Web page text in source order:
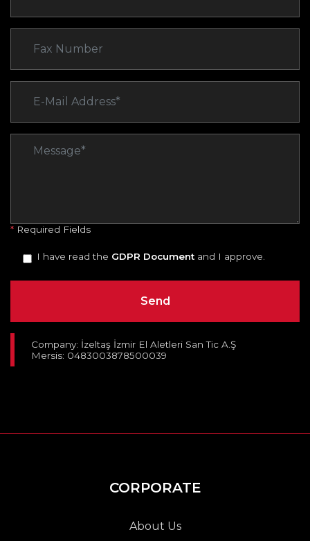
* Required Fields
I have read the GDPR Document and I approve.
Company: İzeltaş İzmir El Aletleri San Tic A.Ş
Mersis: 0483003878500039
CORPORATE
About Us